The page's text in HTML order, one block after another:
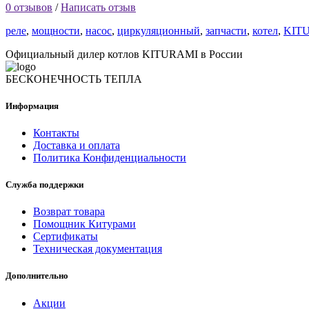
0 отзывов /Написать отзыв
реле, мощности, насос, циркуляционный, запчасти, котел,
Официальный дилер котлов KITURAMI в России
БЕСКОНЕЧНОСТЬ ТЕПЛА
Информация
Контакты
Доставка и оплата
Политика Конфиденциальности
Служба поддержки
Возврат товара
Помощник Китурами
Сертификаты
Техническая документация
Дополнительно
Акции